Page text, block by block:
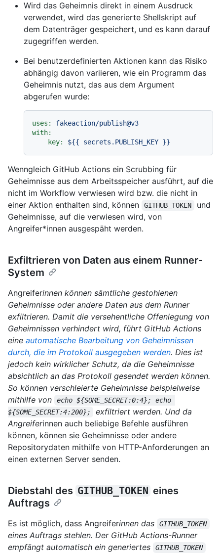
Wird das Geheimnis direkt in einem Ausdruck
verwendet, wird das generierte Shellskript auf
dem Datenträger gespeichert, und es kann darauf
zugegriffen werden.
Bei benutzerdefinierten Aktionen kann das Risiko
abhängig davon variieren, wie ein Programm das
Geheimnis nutzt, das aus dem Argument
abgerufen wurde:
uses:
fakeaction/publish@v3
with:
key:
${{ secrets.PUBLISH_KEY }}
Wenngleich GitHub Actions ein Scrubbing für
Geheimnisse aus dem Arbeitsspeicher ausführt, auf die
nicht im Workflow verwiesen wird bzw. die nicht in
einer Aktion enthalten sind, können
GITHUB_TOKEN
und
Geheimnisse, auf die verwiesen wird, von
Angreifer*innen ausgespäht werden.
Exfiltrieren von Daten aus einem Runner-
System
Angreiferinnen können sämtliche gestohlenen
Geheimnisse oder andere Daten aus dem Runner
exfiltrieren. Damit die versehentliche Offenlegung von
Geheimnissen verhindert wird, führt GitHub Actions
eine automatische Bearbeitung von Geheimnissen
durch, die im Protokoll ausgegeben werden. Dies ist
jedoch kein wirklicher Schutz, da die Geheimnisse
absichtlich an das Protokoll gesendet werden können.
So können verschleierte Geheimnisse beispielweise
mithilfe von
echo ${SOME_SECRET:0:4}; echo
${SOME_SECRET:4:200};
exfiltriert werden. Und da
Angreiferinnen auch beliebige Befehle ausführen
können, können sie Geheimnisse oder andere
Repositorydaten mithilfe von HTTP-Anforderungen an
einen externen Server senden.
Diebstahl des GITHUB_TOKEN eines
Auftrags
Es ist möglich, dass Angreiferinnen das GITHUB_TOKEN
eines Auftrags stehlen. Der GitHub Actions-Runner
empfängt automatisch ein generiertes
GITHUB_TOKEN